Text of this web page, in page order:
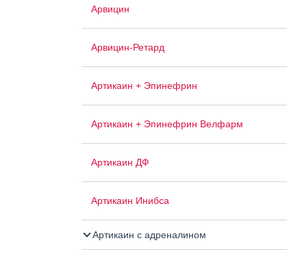
Арвицин
Арвицин-Ретард
Артикаин + Эпинефрин
Артикаин + Эпинефрин Велфарм
Артикаин ДФ
Артикаин Инибса
Артикаин с адреналином